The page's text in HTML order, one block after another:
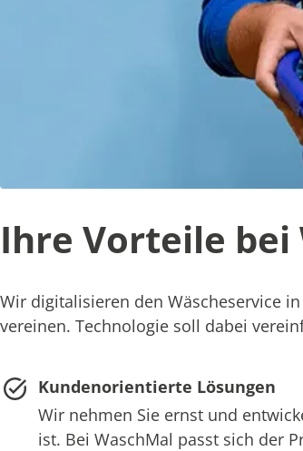
Ihre Vorteile bei
Wir digitalisieren den Wäscheservice
vereinen. Technologie soll dabei
Kundenorientierte Lösungen
Wir nehmen Sie ernst und
ist. Bei WaschMal passt sich der